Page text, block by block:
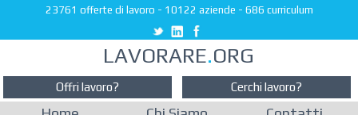
23761 offerte di lavoro - 10122 aziende - 686 curriculum
LAVORARE.ORG
Offri lavoro? Cerchi lavoro?